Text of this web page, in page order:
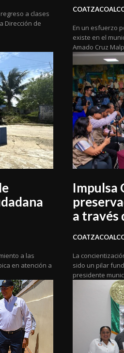
a clases
Dirección de
En un esfuerzo
existe en el
Amado Cruz
a las
en atención a
Impulsa
a través
La
sido un pilar
presidente